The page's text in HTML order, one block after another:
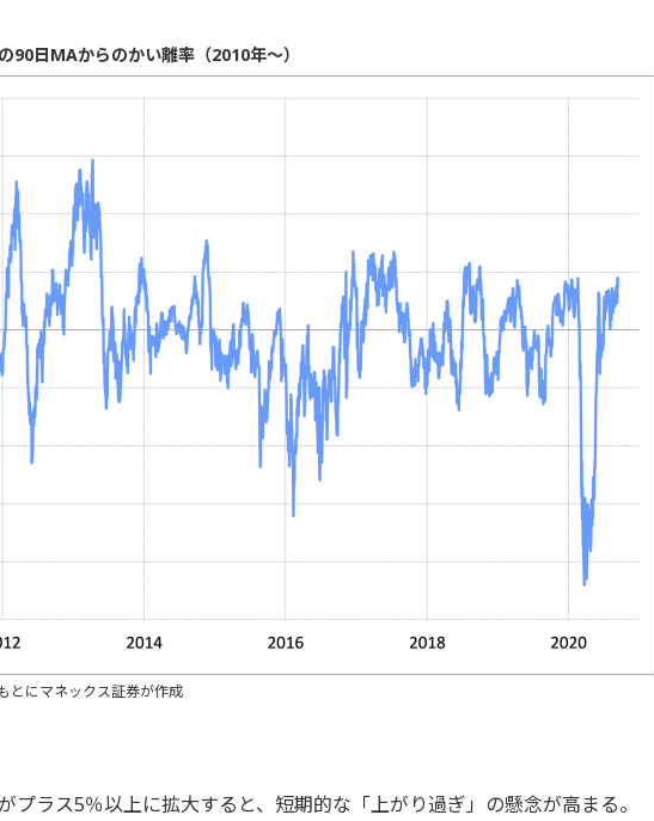
90日MAからのかい離率（2010年～）
とにマネックス証券が作成
プラス5％以上に拡大すると、短期的な「上がり過ぎ」の懸念が高まる。